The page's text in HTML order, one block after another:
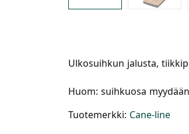
Ulkosuihkun jalusta,
Huom: suihkuosa
Tuotemerkki: Cane-line